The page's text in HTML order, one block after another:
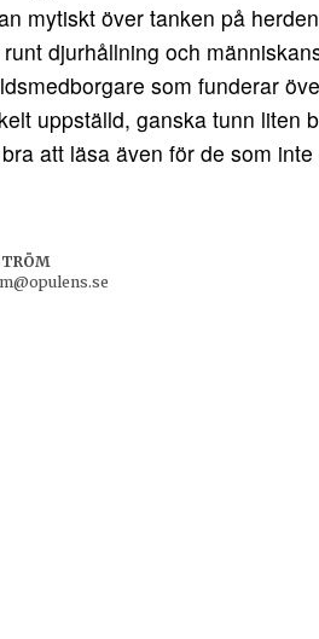
mytiskt över tanken på
djurhållning och
som funderar
uppställd, ganska tunn liten
att läsa även för de som